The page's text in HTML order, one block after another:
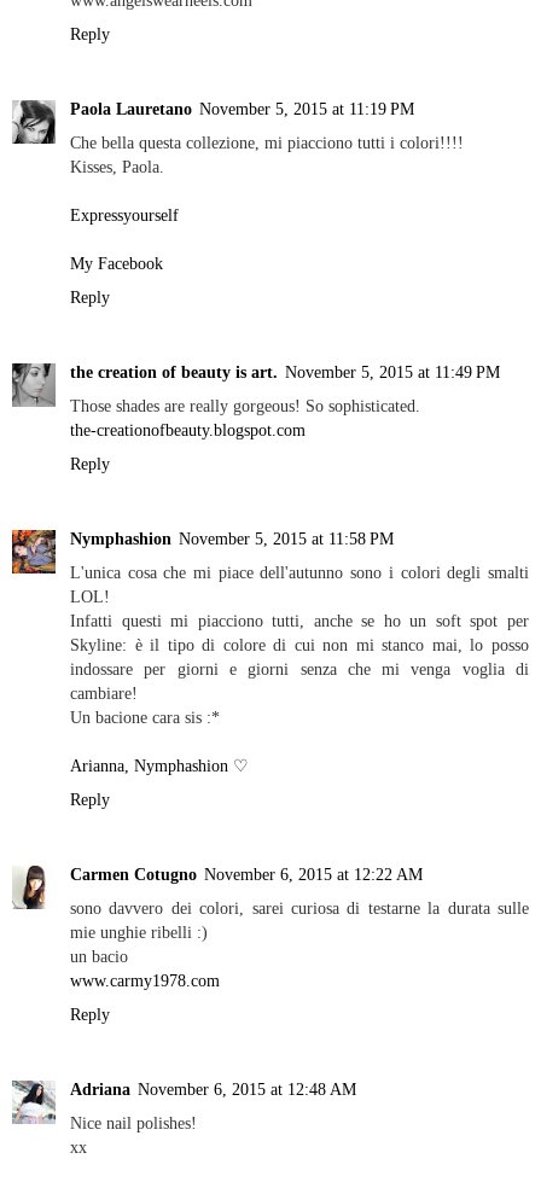
Reply
Paola Lauretano November 5, 2015 at 11:19 PM
Che bella questa collezione, mi piacciono tutti i colori!!!!
Kisses, Paola.
Expressyourself
My Facebook
Reply
the creation of beauty is art. November 5, 2015 at 11:49 PM
Those shades are really gorgeous! So sophisticated.
the-creationofbeauty.blogspot.com
Reply
Nymphashion November 5, 2015 at 11:58 PM
L'unica cosa che mi piace dell'autunno sono i colori degli smalti
LOL!
Infatti questi mi piacciono tutti, anche se ho un soft spot per
Skyline: è il tipo di colore di cui non mi stanco mai, lo posso
indossare per giorni e giorni senza che mi venga voglia di
cambiare!
Un bacione cara sis :*
Arianna, Nymphashion ♡
Reply
Carmen Cotugno November 6, 2015 at 12:22 AM
sono davvero dei colori, sarei curiosa di testarne la durata sulle
mie unghie ribelli :)
un bacio
www.carmy1978.com
Reply
Adriana November 6, 2015 at 12:48 AM
Nice nail polishes!
xx